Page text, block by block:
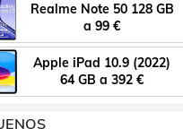
Realme Note 50 128 GB
a 99 €
Apple iPad 10.9 (2022)
64 GB a 392 €